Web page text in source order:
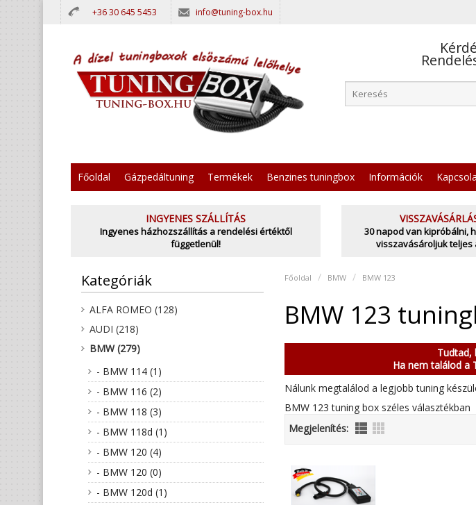
+36 30 645 5453 info@tuning-box.hu
Főoldal Gázpedáltuning Termékek Benzines tuningbox Információk
INGYENES SZÁLLÍTÁS
Ingyenes házhozszállítás a rendelési értéktől
függetlenül!
30 napod van kipróbálni,
visszavásároljuk teljes
Kategóriák
ALFA ROMEO (128)
AUDI (218)
BMW (279)
- BMW 114 (1)
- BMW 116 (2)
- BMW 118 (3)
- BMW 118d (1)
- BMW 120 (4)
- BMW 120 (0)
- BMW 120d (1)
Főoldal BMW BMW 123
BMW 123
Tudtad,
Ha nem találod a
Nálunk megtalálod a legjobb tuning
BMW 123 tuning box széles választékban
Megjelenítés: